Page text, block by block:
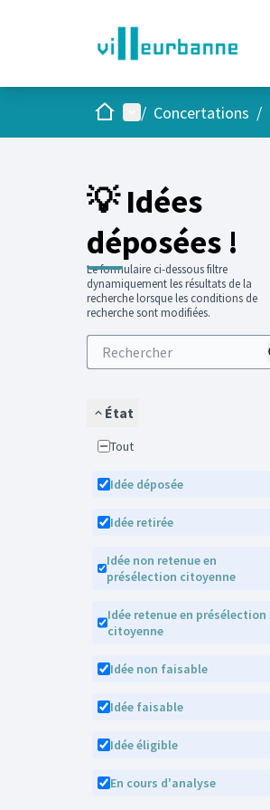
AccueilMenu principal
/ Concertations /
💡 Idées
déposées !
Le formulaire ci-dessous filtre
dynamiquement les résultats de la
recherche lorsque les conditions de
recherche sont modifiées.
État
Tout
Idée déposée
Idée retirée
Idée non retenue en
présélection citoyenne
Idée retenue en présélection
citoyenne
Idée non faisable
Idée faisable
Idée éligible
En cours d'analyse